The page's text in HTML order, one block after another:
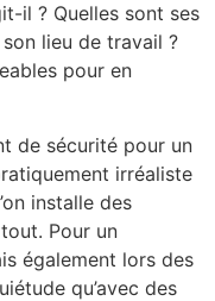
il ? Quelles sont ses
lieu de travail ?
pour en
de sécurité pour un
irréaliste
installe des
Pour un
également lors des
qu’avec des